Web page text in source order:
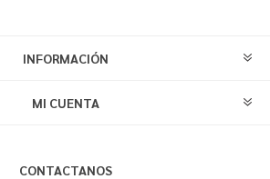
INFORMACIÓN
MI CUENTA
CONTACTANOS